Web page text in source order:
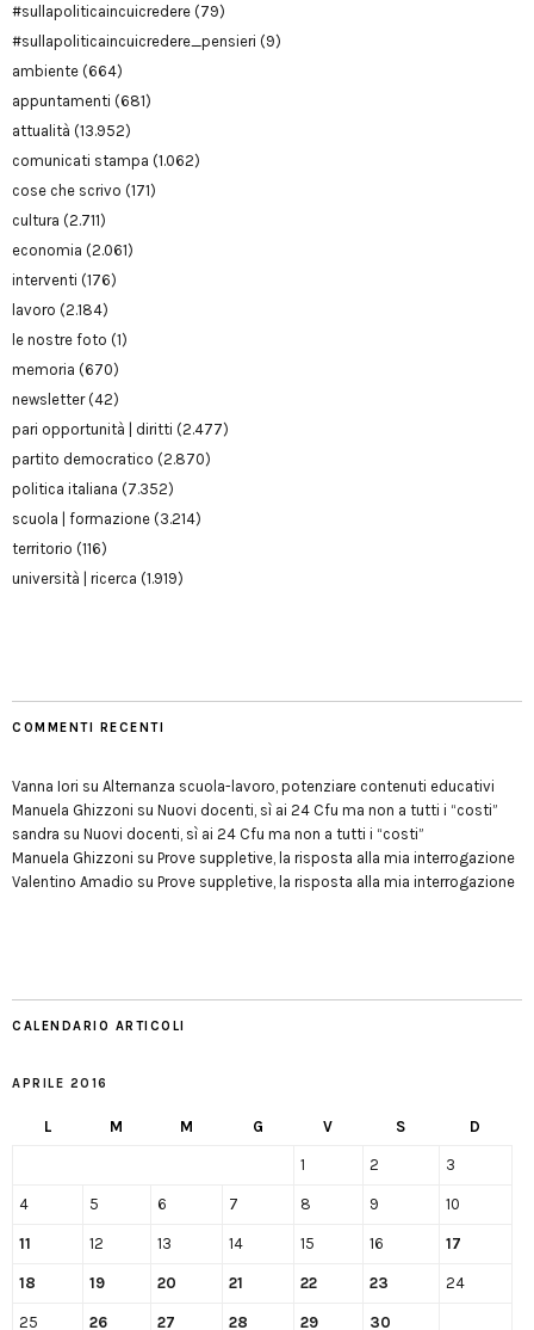
#sullapoliticaincuicredere (79)
#sullapoliticaincuicredere_pensieri (9)
ambiente (664)
appuntamenti (681)
attualità (13.952)
comunicati stampa (1.062)
cose che scrivo (171)
cultura (2.711)
economia (2.061)
interventi (176)
lavoro (2.184)
le nostre foto (1)
memoria (670)
newsletter(42)
pari opportunità | diritti (2.477)
partito democratico (2.870)
politica italiana (7.352)
scuola | formazione (3.214)
territorio (116)
università | ricerca (1.919)
COMMENTI RECENTI
Vanna Iori su Alternanza scuola-lavoro, potenziare contenuti educativi
Manuela Ghizzoni su Nuovi docenti, sì ai 24 Cfu ma non a tutti i “costi”
sandra su Nuovi docenti, sì ai 24 Cfu ma non a tutti i “costi”
Manuela Ghizzoni su Prove suppletive, la risposta alla mia interrogazione
Valentino Amadio su Prove suppletive, la risposta alla mia interrogazione
CALENDARIO ARTICOLI
APRILE 2016
L M M G V S D
1 2 3
4 5 6 7 8 9 10
11 12 13 14 15 16 17
18 19 20 21 22 23 24
25 26 27 28 29 30